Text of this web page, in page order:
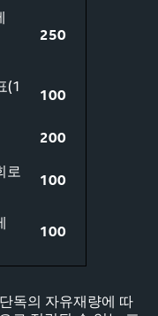
250
(1
100
200
로
100
100
독의 자유재량에 따